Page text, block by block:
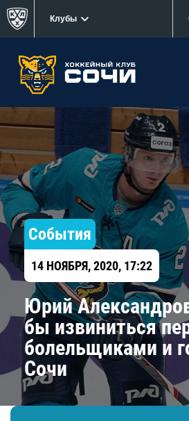
Клубы
События
14 НОЯБРЯ, 2020, 17:22
​Юрий
бы извиниться
болельщиками и
Сочи